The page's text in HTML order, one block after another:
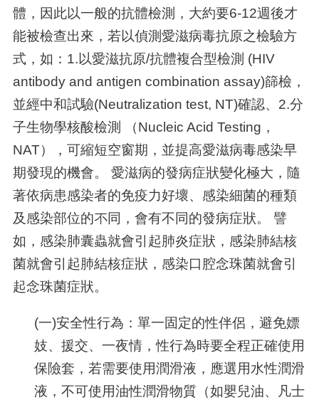
體，因此以一般的抗體檢測，大約要6-12週後才
能被檢查出來，若以偵測愛滋病毒抗原之檢驗方
式，如：1.以愛滋抗原/抗體複合型檢測 (HIV
antibody and antigen combination assay)篩檢，
並經中和試驗(Neutralization test, NT)確認、2.分
子生物學核酸檢測 （Nucleic Acid Testing，
NAT），可縮短空窗期，並提高愛滋病毒感染早
期發現的機會。 愛滋病的發病症狀變化極大，隨
著依病患感染者的免疫力好壞、感染細菌的種類
及感染部位的不同，會有不同的發病症狀。 譬
如，感染肺囊蟲就會引起肺炎症狀，感染肺結核
菌就會引起肺結核症狀，感染口腔念珠菌就會引
起念珠菌症狀。
(一)安全性行為：單一固定的性伴侶，避免嫖
妓、援交、一夜情，性行為時要全程正確使用
保險套，若需要使用潤滑液，應選用水性潤滑
液，不可使用油性潤滑物質（如嬰兒油、凡士